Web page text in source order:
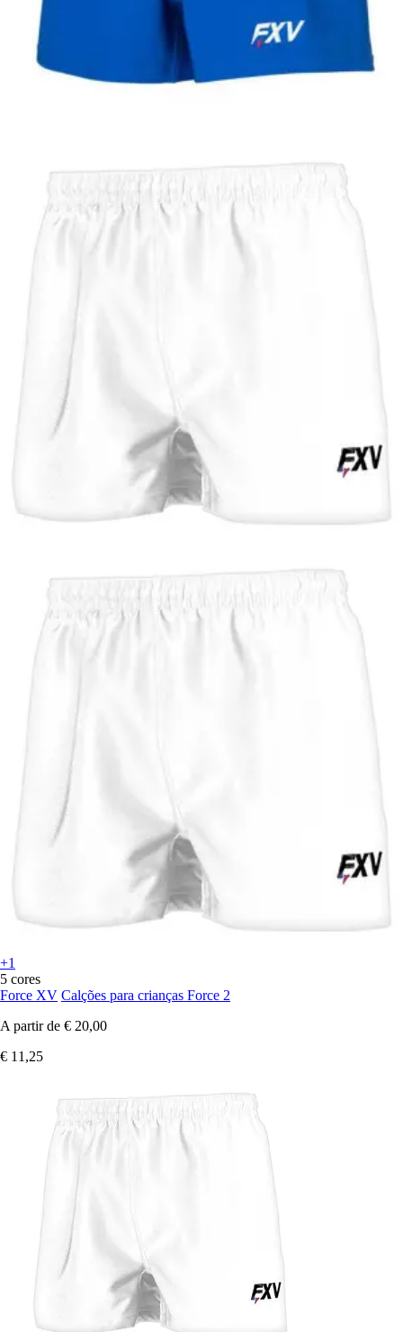
+1
5 cores
Force XV Calções para crianças Force 2
A partir de € 20,00
€ 11,25